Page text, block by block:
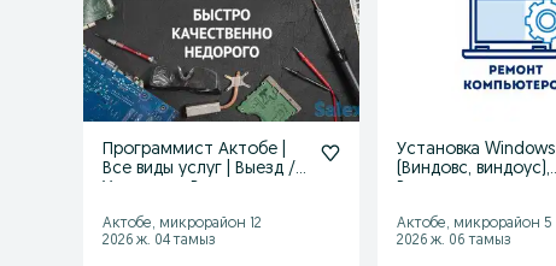
Программист Актобе |
Все виды услуг | Выезд /
Актобе, микрорайон 12
2026 ж. 04 тамыз
Установка Windows
(Виндовс, виндоус),
Актобе, микрорайон 5
2026 ж. 06 тамыз